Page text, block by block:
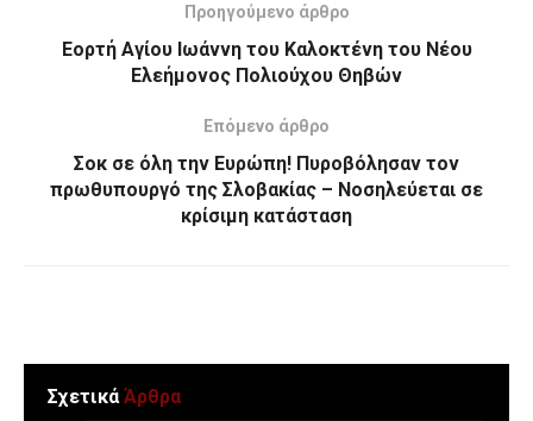
Προηγούμενο άρθρο
Εορτή Αγίου Ιωάννη του Καλοκτένη του Νέου
Ελεήμονος Πολιούχου Θηβών
Επόμενο άρθρο
Σοκ σε όλη την Ευρώπη! Πυροβόλησαν τον
πρωθυπουργό της Σλοβακίας – Νοσηλεύεται σε
κρίσιμη κατάσταση
ΣχετικάΆρθρα